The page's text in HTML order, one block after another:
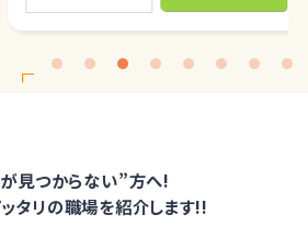
見つからない”方へ!
タリの職場を紹介します!!